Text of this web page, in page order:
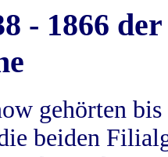
- 1866
gehörten
beiden